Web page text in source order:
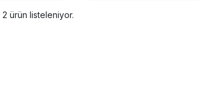
2 ürün listeleniyor.